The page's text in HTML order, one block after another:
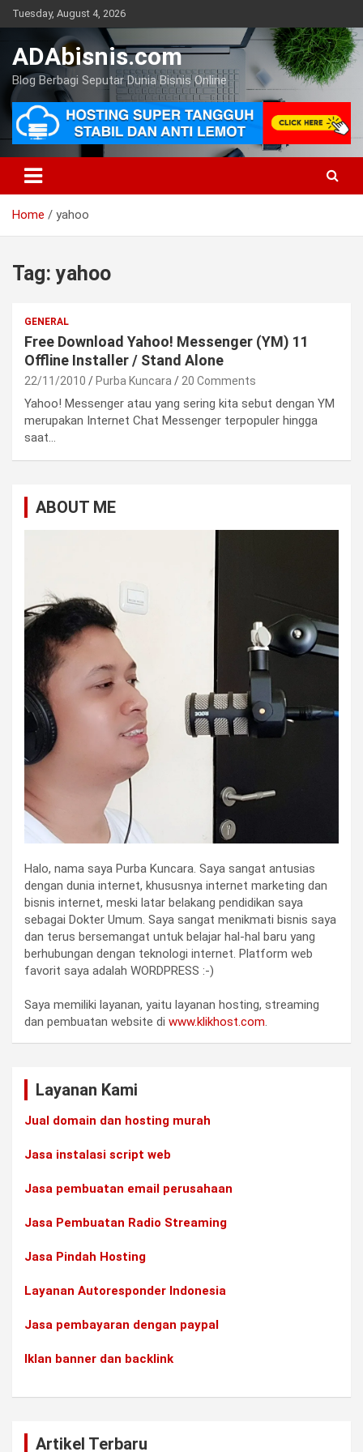
Skip
to
Tuesday, August 4, 2026
ADAbisnis.com
Blog Berbagi Seputar Dunia Bisnis Online
Home yahoo
Tag:yahoo
GENERAL
Free Download Yahoo! Messenger (YM) 11
Offline Installer / Stand Alone
22/11/2010 Purba Kuncara 20 Comments
Yahoo! Messenger atau yang sering kita sebut dengan YM
merupakan Internet Chat Messenger terpopuler hingga
saat…
ABOUT ME
Halo, nama saya Purba Kuncara. Saya sangat antusias
dengan dunia internet, khususnya internet marketing dan
bisnis internet, meski latar belakang pendidikan saya
sebagai Dokter Umum. Saya sangat menikmati bisnis saya
dan terus bersemangat untuk belajar hal-hal baru yang
berhubungan dengan teknologi internet. Platform web
favorit saya adalah WORDPRESS :-)
Saya memiliki layanan, yaitu layanan hosting, streaming
dan pembuatan website di www.klikhost.com.
Layanan Kami
Jual domain dan hosting murah
Jasa instalasi script web
Jasa pembuatan email perusahaan
Jasa Pembuatan Radio Streaming
Jasa Pindah Hosting
Layanan Autoresponder Indonesia
Jasa pembayaran dengan paypal
Iklan banner dan backlink
Artikel Terbaru